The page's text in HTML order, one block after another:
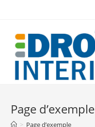
Page d’exemple
> Page d’exemple